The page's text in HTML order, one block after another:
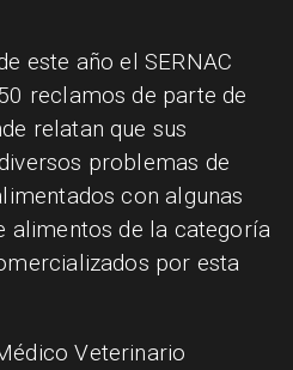
este año el SERNAC
reclamos de parte de
relatan que sus
problemas de
con algunas
alimentos de la categoría
por esta
Veterinario